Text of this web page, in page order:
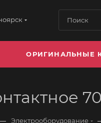
ОРИГИНАЛЬНЫЕ
Электрооборудование